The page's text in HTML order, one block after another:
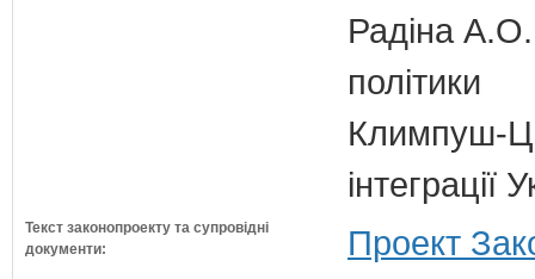
Радіна А.О.
політики
Климпуш-
Текст законопроекту та супровідні
документи:
Проект